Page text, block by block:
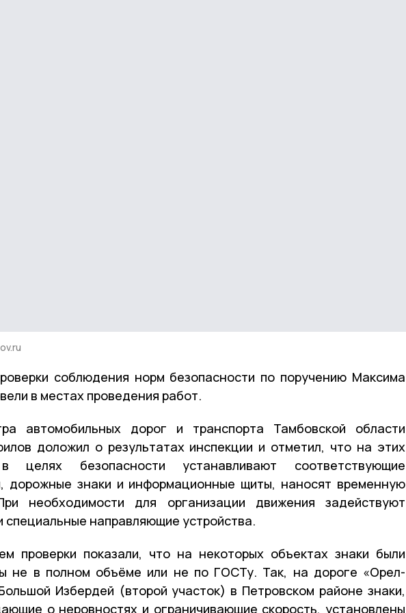
соблюдения норм безопасности по поручению Максима
в местах проведения работ.
автомобильных дорог и транспорта Тамбовской области
доложил о результатах инспекции и отметил, что на этих
целях безопасности устанавливают соответствующие
дорожные знаки и информационные щиты, наносят временную
необходимости для организации движения задействуют
специальные направляющие устройства.
проверки показали, что на некоторых объектах знаки были
не в полном объёме или не по ГОСТу. Так, на дороге «Орел-
Избердей (второй участок) в Петровском районе знаки,
о неровностях и ограничивающие скорость, установлены